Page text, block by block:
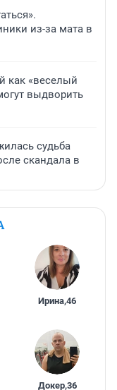
из-за мата в
как «веселый
выдворить
судьба
скандала в
Ирина,46
Докер,36